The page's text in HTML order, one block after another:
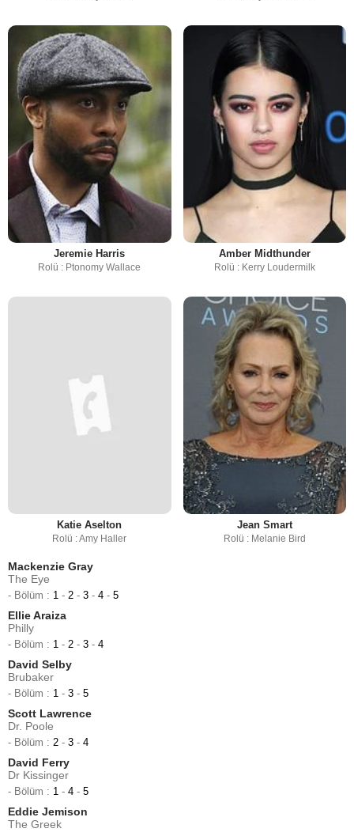
Jeremie Harris
Rolü : Ptonomy Wallace
Amber Midthunder
Rolü : Kerry Loudermilk
Katie Aselton
Rolü : Amy Haller
Jean Smart
Rolü : Melanie Bird
Mackenzie Gray
The Eye
- Bölüm : 1 - 2 - 3 - 4 - 5
Ellie Araiza
Philly
- Bölüm : 1 - 2 - 3 - 4
David Selby
Brubaker
- Bölüm : 1 - 3 - 5
Scott Lawrence
Dr. Poole
- Bölüm : 2 - 3 - 4
David Ferry
Dr Kissinger
- Bölüm : 1 - 4 - 5
Eddie Jemison
The Greek